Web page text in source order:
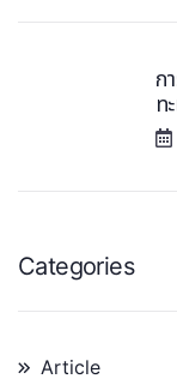
ก
ท
Categories
Article